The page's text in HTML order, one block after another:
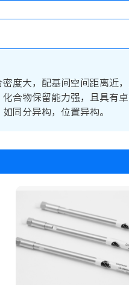
度大，配基间空间距离近
合物保留能力强，且具有卓
同分异构，位置异构。